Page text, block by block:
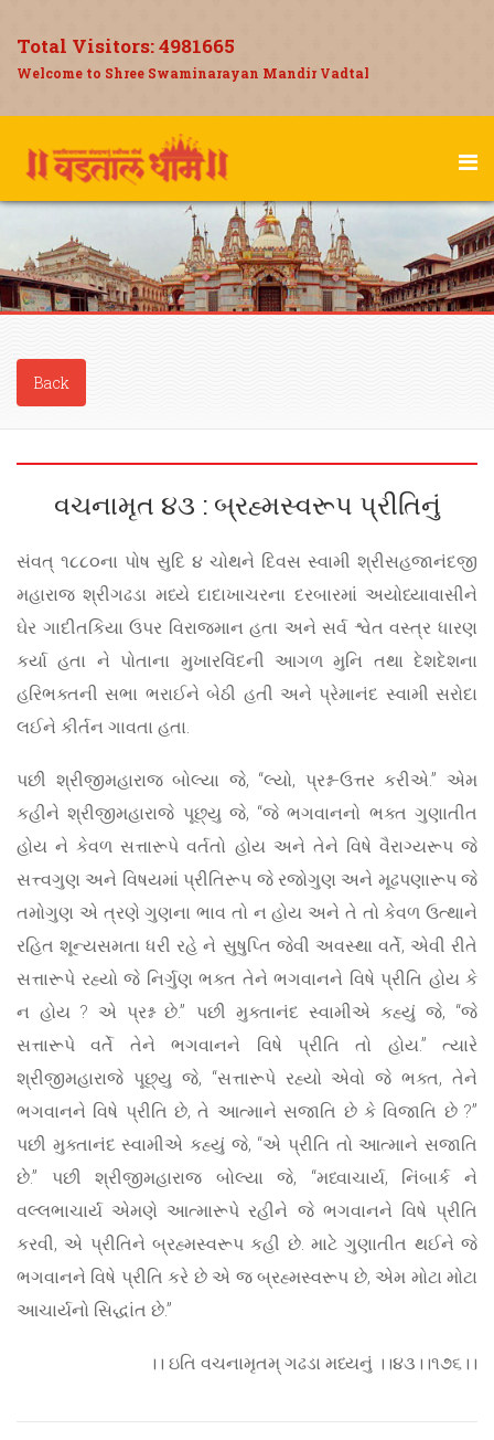
Total Visitors:4981665
Welcome to Shree Swaminarayan Mandir Vadtal
Back
વચનામૃત ૪૩ : બ્રહ્મસ્વરૂપ પ્રીતિનું
સંવત્ ૧૮૮૦ના પોષ સુદિ ૪ ચોથને દિવસ સ્વામી શ્રીસહજાનંદજી
મહારાજ શ્રીગઢડા મધ્યે દાદાખાચરના દરબારમાં અયોધ્યાવાસીને
ઘેર ગાદીતકિયા ઉપર વિરાજમાન હતા અને સર્વ શ્વેત વસ્ત્ર ધારણ
કર્યા હતા ને પોતાના મુખારવિંદની આગળ મુનિ તથા દેશદેશના
હરિભક્તની સભા ભરાઈને બેઠી હતી અને પ્રેમાનંદ સ્વામી સરોદા
લઈને કીર્તન ગાવતા હતા.
પછી શ્રીજીમહારાજ બોલ્યા જે, “લ્યો, પ્રશ્ન-ઉત્તર કરીએ.” એમ
કહીને શ્રીજીમહારાજે પૂછ્યુ જે, “જે ભગવાનનો ભક્ત ગુણાતીત
હોય ને કેવળ સત્તારૂપે વર્તતો હોય અને તેને વિષે વૈરાગ્યરૂપ જે
સત્ત્વગુણ અને વિષયમાં પ્રીતિરૂપ જે રજોગુણ અને મૂઢપણારૂપ જે
તમોગુણ એ ત્રણે ગુણના ભાવ તો ન હોય અને તે તો કેવળ ઉત્થાને
રહિત શૂન્યસમતા ધરી રહે ને સુષુપ્તિ જેવી અવસ્થા વર્તે, એવી રીતે
સત્તારૂપે રહ્યો જે નિર્ગુણ ભક્ત તેને ભગવાનને વિષે પ્રીતિ હોય કે
ન હોય ? એ પ્રશ્ન છે.” પછી મુક્તાનંદ સ્વામીએ કહ્યું જે, “જે
સત્તારૂપે વર્તે તેને ભગવાનને વિષે પ્રીતિ તો હોય.” ત્યારે
શ્રીજીમહારાજે પૂછ્યુ જે, “સત્તારૂપે રહ્યો એવો જે ભક્ત, તેને
ભગવાનને વિષે પ્રીતિ છે, તે આત્માને સજાતિ છે કે વિજાતિ છે ?”
પછી મુક્તાનંદ સ્વામીએ કહ્યું જે, “એ પ્રીતિ તો આત્માને સજાતિ
છે.” પછી શ્રીજીમહારાજ બોલ્યા જે, “મધ્વાચાર્ય, નિંબાર્ક ને
વલ્લભાચાર્ય એમણે આત્મારૂપે રહીને જે ભગવાનને વિષે પ્રીતિ
કરવી, એ પ્રીતિને બ્રહ્મસ્વરૂપ કહી છે. માટે ગુણાતીત થઈને જે
ભગવાનને વિષે પ્રીતિ કરે છે એ જ બ્રહ્મસ્વરૂપ છે, એમ મોટા મોટા
આચાર્યનો સિદ્ધાંત છે.”
।। ઇતિ વચનામૃતમ્ ગઢડા મધ્યનું ।।૪૩।।૧૭૬।।